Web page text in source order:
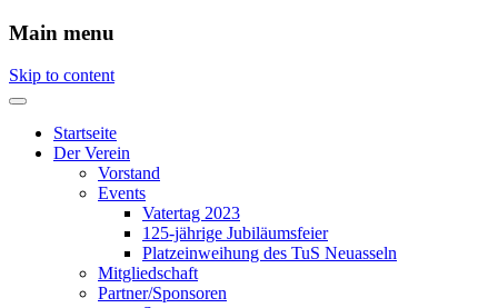
Main menu
Skip to content
Startseite
Der Verein
Vorstand
Events
Vatertag 2023
125-jährige Jubiläumsfeier
Platzeinweihung des TuS Neuasseln
Mitgliedschaft
Partner/Sponsoren